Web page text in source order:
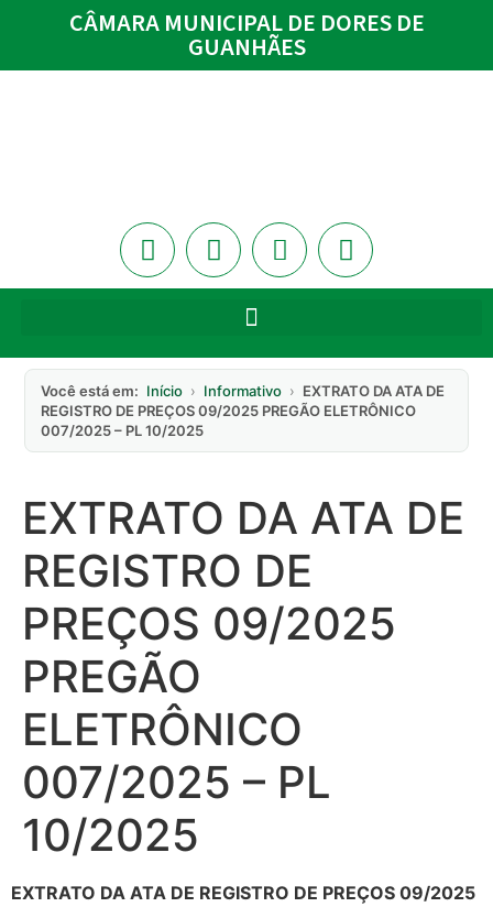
CÂMARA MUNICIPAL DE DORES DE
GUANHÃES
Você está em: Início › Informativo › EXTRATO DA ATA DE
REGISTRO DE PREÇOS 09/2025 PREGÃO ELETRÔNICO
007/2025 – PL 10/2025
EXTRATO DA ATA DE
REGISTRO DE
PREÇOS 09/2025
PREGÃO
ELETRÔNICO
007/2025 – PL
10/2025
EXTRATO DA ATA DE REGISTRO DE PREÇOS 09/2025